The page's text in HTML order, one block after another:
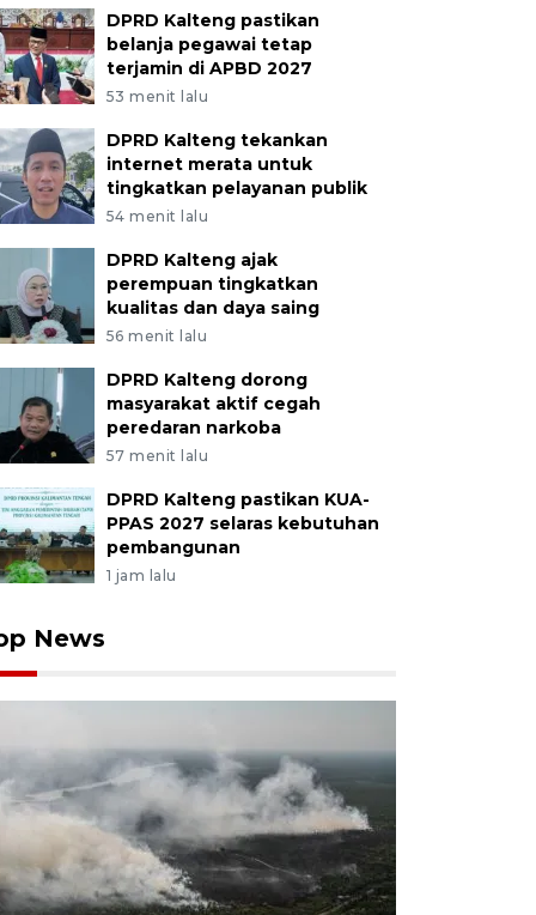
DPRD Kalteng pastikan
belanja pegawai tetap
terjamin di APBD 2027
53 menit lalu
DPRD Kalteng tekankan
internet merata untuk
tingkatkan pelayanan publik
54 menit lalu
DPRD Kalteng ajak
perempuan tingkatkan
kualitas dan daya saing
56 menit lalu
DPRD Kalteng dorong
masyarakat aktif cegah
peredaran narkoba
57 menit lalu
DPRD Kalteng pastikan KUA-
PPAS 2027 selaras kebutuhan
pembangunan
1 jam lalu
News